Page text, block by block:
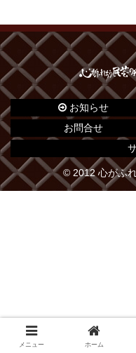
お知らせ
お問合せ
© 2012 心がふ
メニュー ホーム